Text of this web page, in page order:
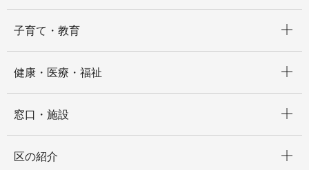
子育て・教育
健康・医療・福祉
窓口・施設
区の紹介